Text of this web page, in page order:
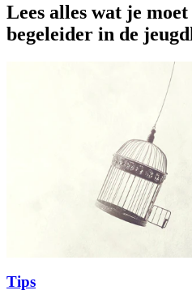
Lees alles wat je
begeleider in de
Tips